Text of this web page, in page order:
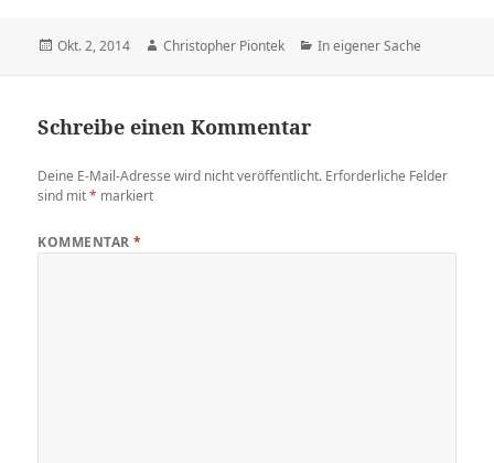
Veröffentlicht
Okt. 2, 2014 Autor
Christopher Piontek Kategorien
In eigener Sache
Schreibe einen Kommentar
Deine E-Mail-Adresse wird nicht veröffentlicht. Erforderliche Felder
sind mit* markiert
KOMMENTAR*